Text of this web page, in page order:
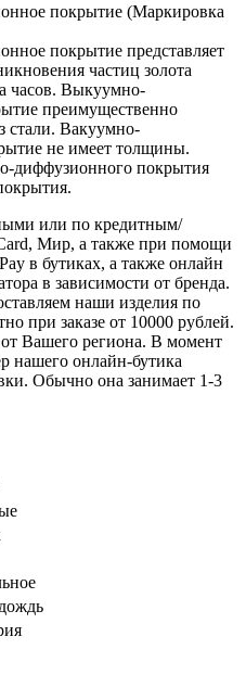
покрытие (Маркировка
покрытие представляет
частиц золота
часов. Выкуумно-
преимущественно
стали. Вакуумно-
не имеет толщины.
диффузионного покрытия
или по кредитным/
Мир, а также при помощи
в бутиках, а также онлайн
в зависимости от бренда.
наши изделия по
при заказе от 10000 рублей.
Вашего региона. В момент
нашего онлайн-бутика
Обычно она занимает 1-3